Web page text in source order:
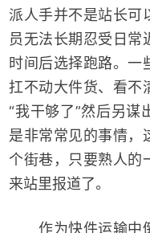
派人手并不是站长可
员无法长期忍受日常
时间后选择跑路。一
扛不动大件货、看不
“我干够了”然后另谋
是非常常见的事情，
个街巷，只要熟人的
来站里报道了。
作为快件运输中倒